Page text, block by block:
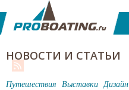
НОВОСТИ И СТАТЬИ
Путешествия Выставки Дизайн